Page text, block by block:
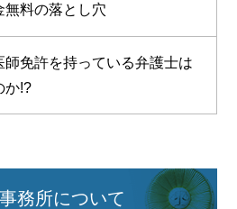
無料の落とし穴
師免許を持っている弁護士は
か!?
務所について